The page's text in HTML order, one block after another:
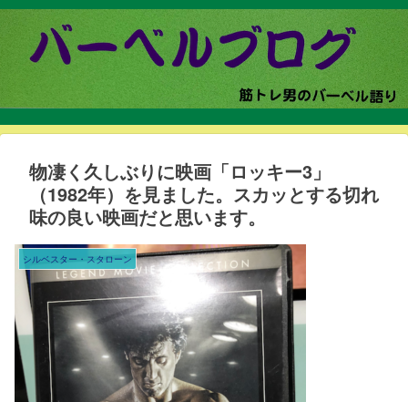
物凄く久しぶりに映画「ロッキー3」
（1982年）を見ました。スカッとする切れ
味の良い映画だと思います。
シルベスター・スタローン